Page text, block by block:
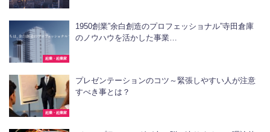
起業・起業家
1950創業”余白創造のプロフェッショナル”寺田倉庫
のノウハウを活かした事業…
起業・起業家
プレゼンテーションのコツ～緊張しやすい人が注意
すべき事とは？